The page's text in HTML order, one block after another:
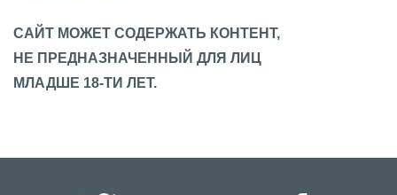
САЙТ МОЖЕТ СОДЕРЖАТЬ КОНТЕНТ,
НЕ ПРЕДНАЗНАЧЕННЫЙ ДЛЯ ЛИЦ
МЛАДШЕ 18-ТИ ЛЕТ.